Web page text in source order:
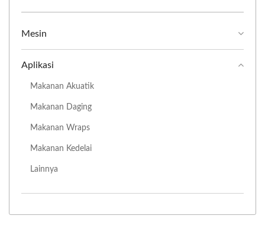
Mesin
Aplikasi
Makanan Akuatik
Makanan Daging
Makanan Wraps
Makanan Kedelai
Lainnya